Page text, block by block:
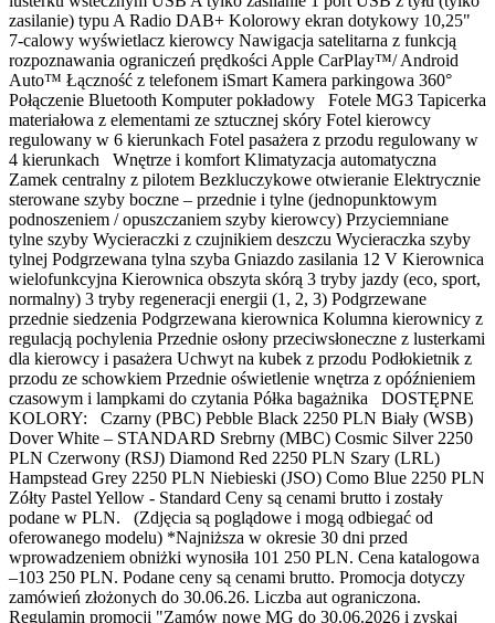
zasilanie) typu A Radio DAB+ Kolorowy ekran dotykowy 10,25"
7-calowy wyświetlacz kierowcy Nawigacja satelitarna z funkcją
rozpoznawania ograniczeń prędkości Apple CarPlay™/ Android
Auto™ Łączność z telefonem iSmart Kamera parkingowa 360°
Połączenie Bluetooth Komputer pokładowy Fotele MG3 Tapicerka
materiałowa z elementami ze sztucznej skóry Fotel kierowcy
regulowany w 6 kierunkach Fotel pasażera z przodu regulowany w
4 kierunkach Wnętrze i komfort Klimatyzacja automatyczna
Zamek centralny z pilotem Bezkluczykowe otwieranie Elektrycznie
sterowane szyby boczne – przednie i tylne (jednopunktowym
podnoszeniem / opuszczaniem szyby kierowcy) Przyciemniane
tylne szyby Wycieraczki z czujnikiem deszczu Wycieraczka szyby
tylnej Podgrzewana tylna szyba Gniazdo zasilania 12 V Kierownica
wielofunkcyjna Kierownica obszyta skórą 3 tryby jazdy (eco, sport,
normalny) 3 tryby regeneracji energii (1, 2, 3) Podgrzewane
przednie siedzenia Podgrzewana kierownica Kolumna kierownicy z
regulacją pochylenia Przednie osłony przeciwsłoneczne z lusterkami
dla kierowcy i pasażera Uchwyt na kubek z przodu Podłokietnik z
przodu ze schowkiem Przednie oświetlenie wnętrza z opóźnieniem
czasowym i lampkami do czytania Półka bagażnika DOSTĘPNE
KOLORY: Czarny (PBC) Pebble Black 2250 PLN Biały (WSB)
Dover White – STANDARD Srebrny (MBC) Cosmic Silver 2250
PLN Czerwony (RSJ) Diamond Red 2250 PLN Szary (LRL)
Hampstead Grey 2250 PLN Niebieski (JSO) Como Blue 2250 PLN
Zółty Pastel Yellow - Standard Ceny są cenami brutto i zostały
podane w PLN. (Zdjęcia są poglądowe i mogą odbiegać od
oferowanego modelu) *Najniższa w okresie 30 dni przed
wprowadzeniem obniżki wynosiła 101 250 PLN. Cena katalogowa
–103 250 PLN. Podane ceny są cenami brutto. Promocja dotyczy
zamówień złożonych do 30.06.26. Liczba aut ograniczona.
Regulamin promocji "Zamów nowe MG do 30.06.2026 i zyskaj